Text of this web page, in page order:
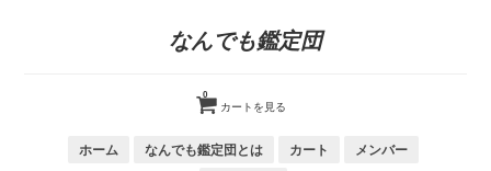
なんでも鑑定団
カートを見る
0
ホーム なんでも鑑定団とは カート メンバー